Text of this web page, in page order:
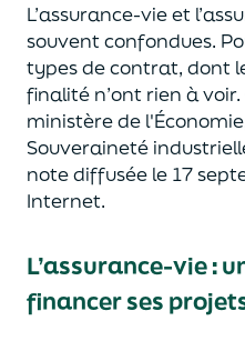
L’assurance-vie et
souventconfondues.
types de contrat, dont
finalité n’ont rien à voir.
ministère de l'Économie
Souveraineté industr
note diffusée le 17
Internet.
L’assurance-vie :
financer ses